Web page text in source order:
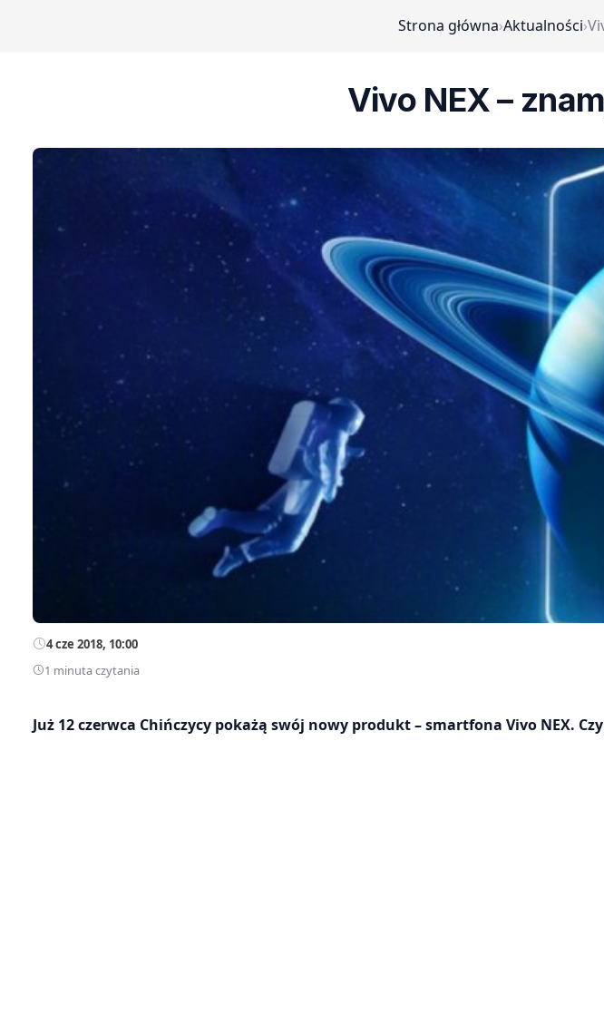
Strona główna›Aktualności›
Vivo NEX –
4 cze 2018, 10:00
1 minuta czytania
Już 12 czerwca Chińczycy pokażą swój nowy produkt – smartfona Vivo NEX.